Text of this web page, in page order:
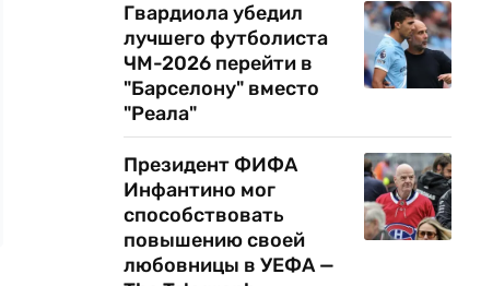
Гвардиола убедил
лучшего футболиста
ЧМ-2026 перейти в
"Барселону" вместо
"Реала"
Президент ФИФА
Инфантино мог
способствовать
повышению своей
любовницы в УЕФА —